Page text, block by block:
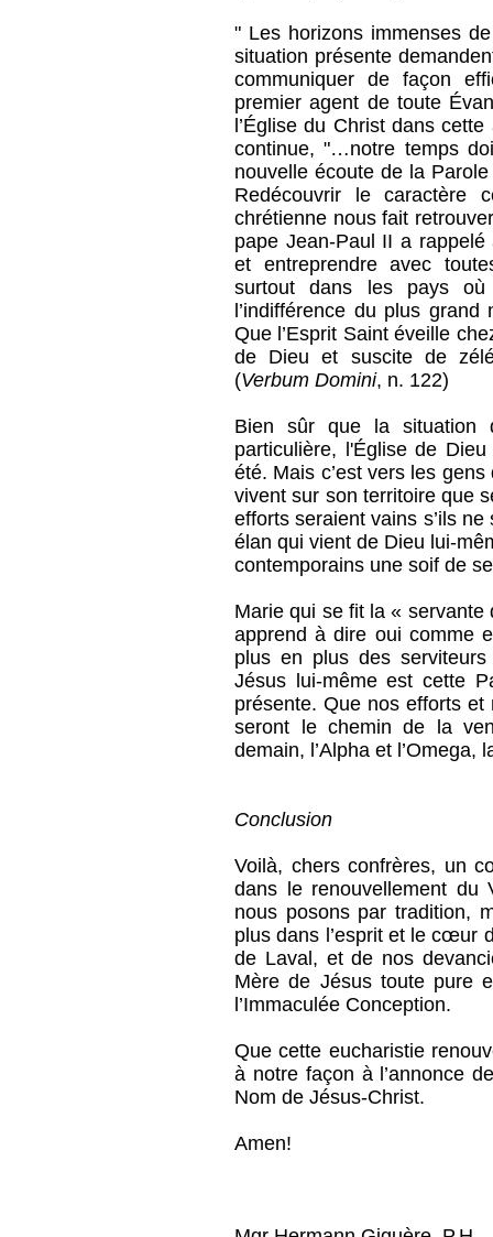
" Les horizons immenses
situation présente
communiquer de façon
premier agent de toute
l’Église du Christ dans
continue, "…notre temps
nouvelle écoute de la
Redécouvrir le
chrétienne nous fait
pape Jean-Paul II a
et entreprendre avec
surtout dans les pays
l’indifférence du plus
Que l’Esprit Saint éveille
de Dieu et suscite de
(Verbum Domini, n. 122)
Bien sûr que la situation
particulière, l'Église de
été. Mais c’est vers les
vivent sur son territoire que
efforts seraient vains s’ils
élan qui vient de Dieu lui-
contemporains une soif de
Marie qui se fit la « servante
apprend à dire oui comme
plus en plus des
Jésus lui-même est cette
présente. Que nos efforts et
seront le chemin de la
demain, l’Alpha et l’Omega,
Conclusion
Voilà, chers confrères, un
dans le renouvellement du
nous posons par tradition,
plus dans l’esprit et le cœur
de Laval, et de nos
Mère de Jésus toute pure
l’Immaculée Conception.
Que cette eucharistie
à notre façon à l’annonce
Nom de Jésus-Christ.
Amen!